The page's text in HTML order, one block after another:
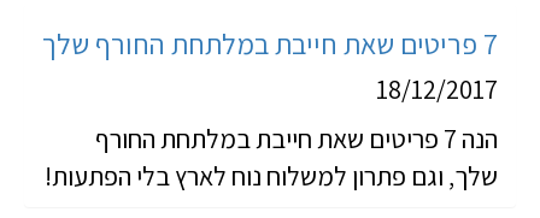
7 פריטים שאת חייבת במלתחת החורף שלך
18/12/2017
הנה 7 פריטים שאת חייבת במלתחת החורף
שלך, וגם פתרון למשלוח נוח לארץ בלי הפתעות!